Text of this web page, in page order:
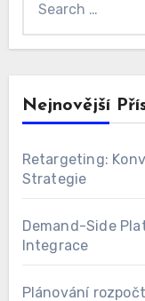
Hledat
Search
for:
Nejnovější